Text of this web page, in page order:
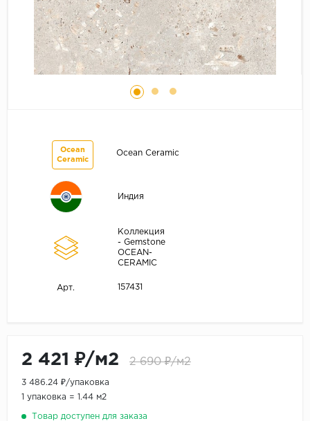
Ocean
Ceramic
Ocean Ceramic
Индия
Коллекция
- Gemstone
OCEAN-
CERAMIC
Арт. 157431
2 421 ₽/м2 2 690 ₽/м2
3 486.24 ₽/упаковка
1 упаковка = 1.44 м2
Товар доступен для заказа